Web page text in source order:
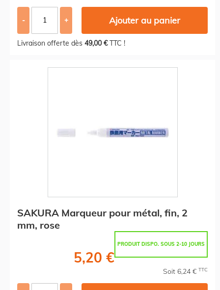
- + Ajouter au panier
Livraison offerte dès 49,00 €TTC !
SAKURA Marqueur pour métal, fin, 2
mm, rose
PRODUIT DISPO. SOUS 2-10 JOURS
5,20 €
Soit 6,24 € TTC